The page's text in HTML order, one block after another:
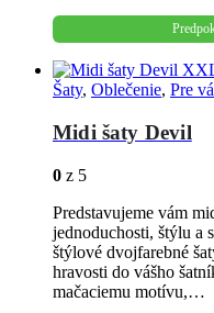
Šaty, Oblečenie, Pre
Midi šaty Devil
0 z 5
Predstavujeme vám
jednoduchosti, štýlu a
štýlové dvojfarebné
hravosti do vášho
mačaciemu motívu,…